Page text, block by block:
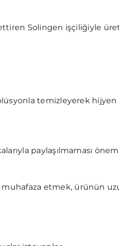
Solingen işçiliğiyle
temizleyerek hijyen
paylaşılmaması
muhafaza etmek, ürünün